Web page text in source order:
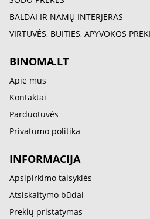
BALDAI IR NAMŲ INTERJERAS
VIRTUVĖS, BUITIES, APYVOKOS
BINOMA.LT
Apie mus
Kontaktai
Parduotuvės
Privatumo politika
INFORMACIJA
Apsipirkimo taisyklės
Atsiskaitymo būdai
Prekių pristatymas